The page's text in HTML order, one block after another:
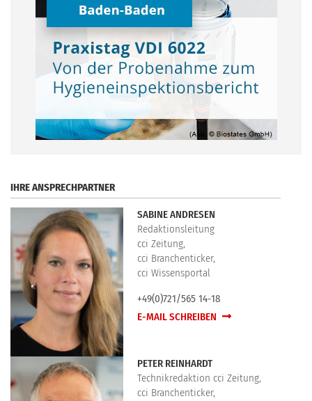
IHRE ANSPRECHPARTNER
SABINE ANDRESEN
Redaktionsleitung
cci Zeitung,
cci Branchenticker,
cci Wissensportal
+49(0)721/565 14-18
E-MAIL SCHREIBEN
PETER REINHARDT
Technikredaktion cci Zeitung,
cci Branchenticker,